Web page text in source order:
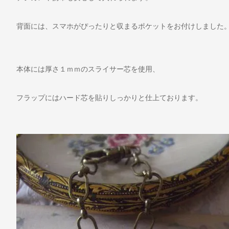
背面には、スマホがぴったりと収まるポケットをお付けしました
本体には厚さ１ｍｍのスライサー芯を使用、
フラップにはハード芯を貼りしっかりと仕上ております。